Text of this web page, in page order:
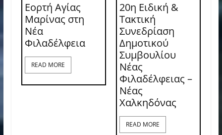
Εορτή Αγίας
Μαρίνας στη
Νέα
Φιλαδέλφεια
READ MORE
20η Ειδική &
Τακτική
Συνεδρίαση
Δημοτικού
Συμβουλίου
Νέας
Φιλαδέλφειας –
Νέας
Χαλκηδόνας
READ MORE